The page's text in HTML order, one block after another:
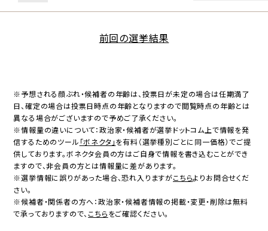
前回の選挙結果
※予想される顔ぶれ・候補者の年齢は、投票日が未定の場合は任期満了
日、確定の場合は投票日時点の年齢となりますので閲覧時点の年齢とは
異なる場合がございますので予めご了承ください。
※情報量の違いについて：政治家・候補者が選挙ドットコム上で情報を発
信するためのツール 「ボネクタ」を有料（選挙種別ごとに同一価格）でご提
供しております。ボネクタ会員の方はご自身で情報を書き込むことができ
ますので、非会員の方とは情報量に差があります。
※選挙情報に誤りがあった場合、恐れ入りますがこちらよりお問合せくだ
さい。
※候補者・関係者の方へ：政治家・候補者情報の掲載・変更・削除は無料
で承っておりますので、 こちらをご確認ください。